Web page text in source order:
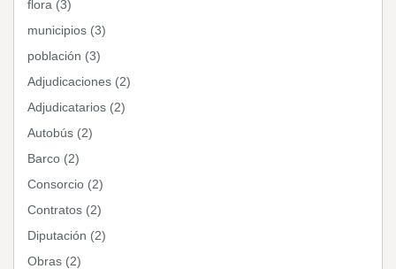
flora (3)
municipios (3)
población (3)
Adjudicaciones (2)
Adjudicatarios (2)
Autobús (2)
Barco (2)
Consorcio (2)
Contratos (2)
Diputación (2)
Obras (2)